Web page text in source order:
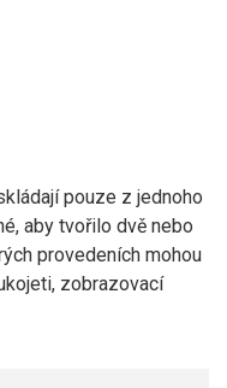
pouze z jednoho
aby tvořilo dvě nebo
provedeních mohou
zobrazovací